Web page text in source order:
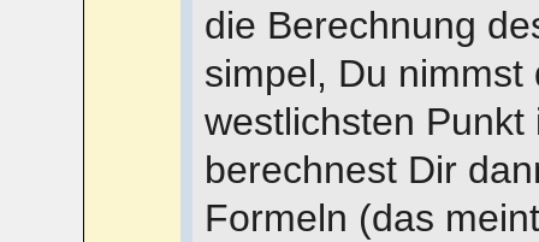
die Berechnung
simpel, Du
westlichsten
berechnest Dir
Formeln (das